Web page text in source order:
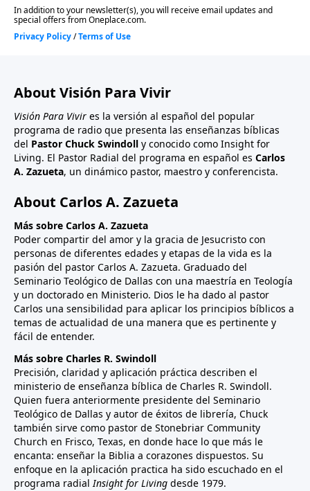
About Visión Para Vivir
Visión Para Vivir es la versión al español del popular
programa de radio que presenta las enseñanzas bíblicas
del Pastor Chuck Swindoll y conocido como Insight for
Living. El Pastor Radial del programa en español es Carlos
A. Zazueta, un dinámico pastor, maestro y conferencista.
About Carlos A. Zazueta
Más sobre Carlos A. Zazueta
Poder compartir del amor y la gracia de Jesucristo con
personas de diferentes edades y etapas de la vida es la
pasión del pastor Carlos A. Zazueta. Graduado del
Seminario Teológico de Dallas con una maestría en Teología
y un doctorado en Ministerio. Dios le ha dado al pastor
Carlos una sensibilidad para aplicar los principios bíblicos a
temas de actualidad de una manera que es pertinente y
fácil de entender.
Más sobre Charles R. Swindoll
Precisión, claridad y aplicación práctica describen el
ministerio de enseñanza bíblica de Charles R. Swindoll.
Quien fuera anteriormente presidente del Seminario
Teológico de Dallas y autor de éxitos de librería, Chuck
también sirve como pastor de Stonebriar Community
Church en Frisco, Texas, en donde hace lo que más le
encanta: enseñar la Biblia a corazones dispuestos. Su
enfoque en la aplicación practica ha sido escuchado en el
programa radialInsight for Living desde 1979.